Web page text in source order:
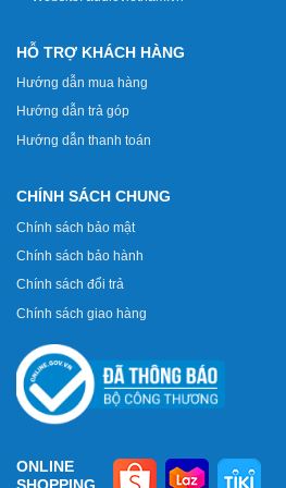
HỖ TRỢ KHÁCH HÀNG
Hướng dẫn mua hàng
Hướng dẫn trả góp
Hướng dẫn thanh toán
CHÍNH SÁCH CHUNG
Chính sách bảo mật
Chính sách bảo hành
Chính sách đổi trả
Chính sách giao hàng
ONLINE